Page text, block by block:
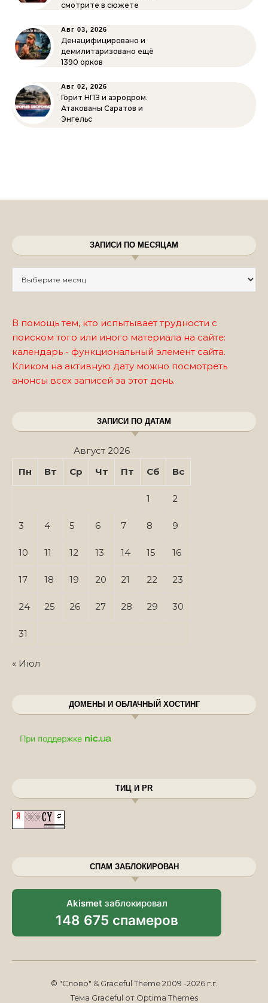
смотрите в сюжете
Авг 03, 2026
Денацифицировано и
демилитаризовано ещё
1390 орков
Авг 02, 2026
Горит НПЗ и аэродром.
Атакованы Саратов и
Энгельс
ЗАПИСИ ПО МЕСЯЦАМ
В помощь тем, кто испытывает трудности с
поиском того или иного материала на сайте:
календарь - функциональный элемент сайта.
Кликом на активную дату можно посмотреть
анонсы всех записей за этот день.
ЗАПИСИ ПО ДАТАМ
Август 2026
Пн
Вт Ср Чт Пт Сб Вс
1 2
3 4 5 6 7 8 9
10 11 12 13 14 15 16
17 18 19 20 21 22 23
24 25 26 27 28 29 30
31
« Июл
ДОМЕНЫ И ОБЛАЧНЫЙ ХОСТИНГ
ТИЦ И PR
СПАМ ЗАБЛОКИРОВАН
Akismet заблокировал
148 675 спамеров
© "Слово" & Graceful Theme 2009 -2026 г.г.
Тема Graceful от Optima Themes